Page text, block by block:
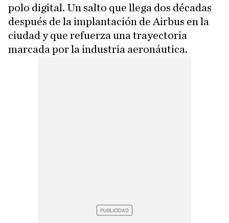
polo digital. Un salto que llega dos décadas
después de la implantación de Airbus en la
ciudad y que refuerza una trayectoria
marcada por la industria aeronáutica.